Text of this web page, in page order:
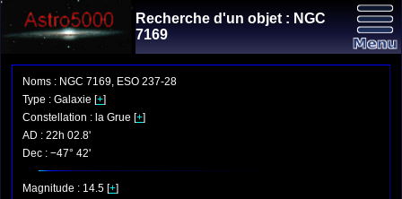
Recherche d'un objet : NGC
7169
Noms : NGC 7169, ESO 237-28
Type : Galaxie [+]
Constellation : la Grue [+]
AD : 22h 02.8'
Dec : −47° 42'
Magnitude : 14.5 [+]